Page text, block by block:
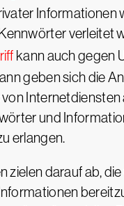
Informationen
verleitet
kann auch gegen
geben sich die
Internetdiensten
und
erlangen.
zielen darauf ab,